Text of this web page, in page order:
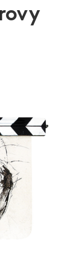
listy jsou
projeví záblesk
naznačují
Uhýbat,
rádius se
ale je i
nástroje.
etnickými prvky,
kontrastní
v grafice.
vyryté do
slijí a jakoby
podobu,
nahodilost